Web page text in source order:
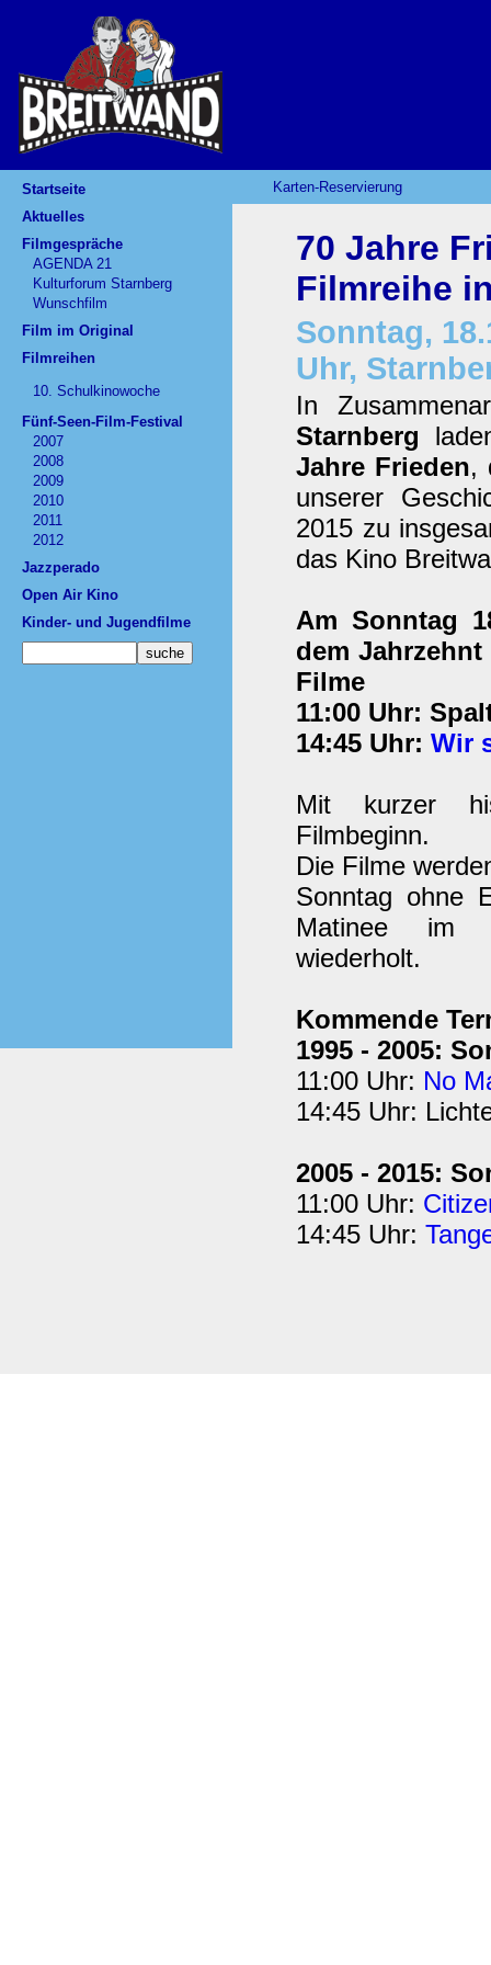
Startseite
Aktuelles
Filmgespräche
AGENDA 21
Kulturforum Starnberg
Wunschfilm
Film im Original
Filmreihen
10. Schulkinowoche
Fünf-Seen-Film-Festival
2007
2008
2009
2010
2011
2012
Jazzperado
Open Air Kino
Kinder- und Jugendfilme
Karten-Reservierung
70 Jahre
Filmreihe
Sonntag,
Uhr,
In
Starnberg
Jahre Frieden,
unserer
2015 zu
das Kino
Am Sonntag
dem
Filme
11:00 Uhr:
14:45 Uhr: Wir
Mit kurzer
Filmbeginn.
Die Filme
Sonntag ohne
Matinee im
wiederholt.
Kommende
1995 - 2005:
11:00 Uhr: No
14:45 Uhr:
2005 - 2015:
11:00 Uhr:
14:45 Uhr: